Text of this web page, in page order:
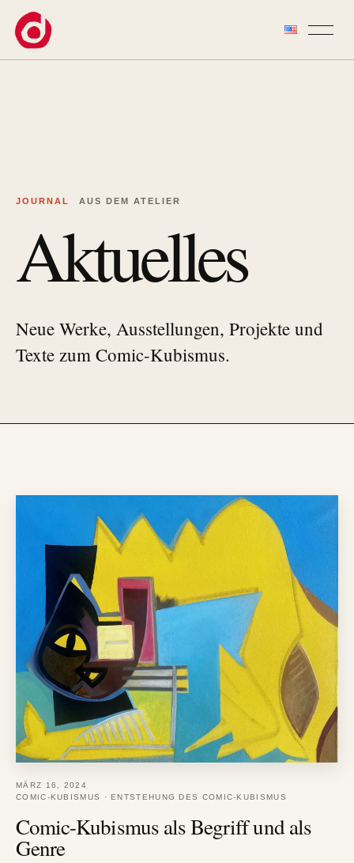
Zum Inhalt springen
JOURNAL AUS DEM ATELIER
Aktuelles
Neue Werke, Ausstellungen, Projekte und
Texte zum Comic-Kubismus.
MÄRZ 16, 2024
COMIC-KUBISMUS
·ENTSTEHUNG DES COMIC-KUBISMUS
Comic-Kubismus als Begriff und als
Genre